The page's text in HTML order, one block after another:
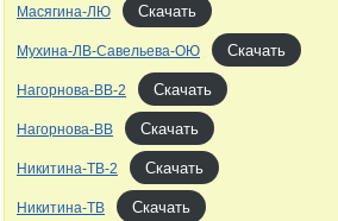
Масягина-ЛЮ Скачать
Мухина-ЛВ-Савельева-ОЮ Скачать
Нагорнова-ВВ-2 Скачать
Нагорнова-ВВ Скачать
Никитина-ТВ-2 Скачать
Никитина-ТВ Скачать